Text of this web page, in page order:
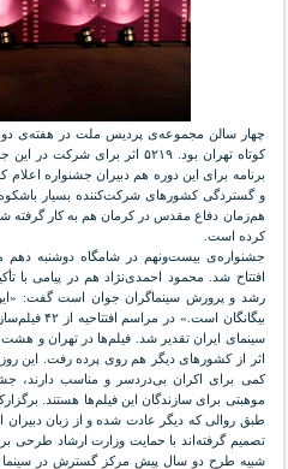
چهار سالن مجموعه‌ی پردیس ملت در هفته‌ی دوم
کوتاه تهران بود. ۵۲۱۹ اثر
برنامه برای این دوره هم دبیران جشنواره اعلام
و گستردگی کشورهای شرکت‌کننده بسیار باشکوه
هم‌زمان دفاع مقدس در کرمان هم به کار
کرده است.
جشنواره‌ی بیست‌ونهم در شامگاه دوشنبه
افتتاح شد. محمود احمدی‌نژاد هم در پیامی با
رشد و پرورش سینماگران جوان است گفت: «این
بیگانگان
اثر از کشورهای دیگر هم روی پرده رفت. این
کمی برای اکران بی‌دردسر و مناسب دارند،
موهبتی برای سازندگان این فیلم‌ها هستند.
طبق روالی که دیگر عادت شده و از زبان
تصمیم گرفته‌اند با حمایت وزارت ارشاد طرحی
شبیه طرح دو سال پیش مرکز گسترش در